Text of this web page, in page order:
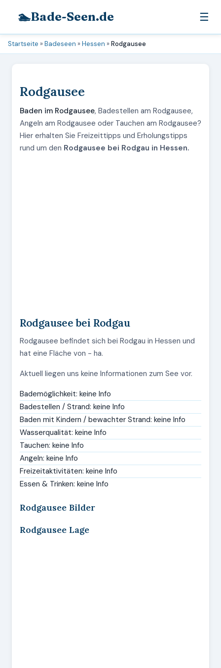
🏊Bade-Seen.de ☰
Startseite »Badeseen »Hessen »Rodgausee
Rodgausee
Baden im Rodgausee, Badestellen am Rodgausee,
Angeln am Rodgausee oder Tauchen am Rodgausee?
Hier erhalten Sie Freizeittipps und Erholungstipps
rund um den Rodgausee bei Rodgau in Hessen.
Rodgausee bei Rodgau
Rodgausee befindet sich bei Rodgau in Hessen und
hat eine Fläche von - ha.
Aktuell liegen uns keine Informationen zum See vor.
Bademöglichkeit: keine Info
Badestellen / Strand: keine Info
Baden mit Kindern / bewachter Strand: keine Info
Wasserqualität: keine Info
Tauchen: keine Info
Angeln: keine Info
Freizeitaktivitäten: keine Info
Essen & Trinken: keine Info
Rodgausee Bilder
Rodgausee Lage